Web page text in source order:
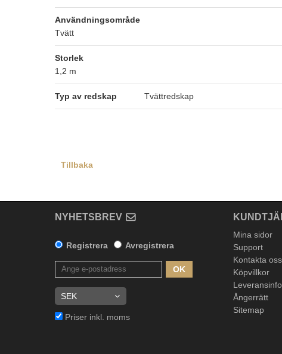
Användningsområde
Tvätt
Storlek
1,2 m
Typ av redskap Tvättredskap
Tillbaka
NYHETSBREV
Registrera Avregistrera
OK
Priser inkl. moms
Mina sidor
Support
Kontakta oss
Köpvillkor
Ångerrätt
Sitemap